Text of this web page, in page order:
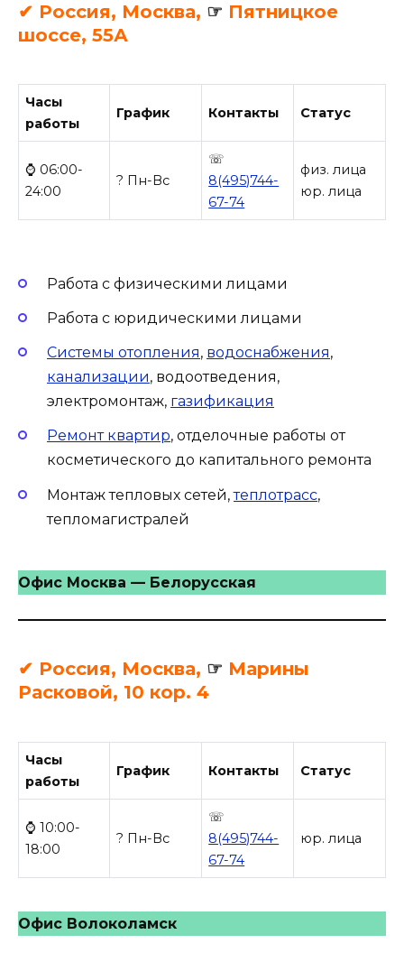
✔ Россия, Москва, ☞ Пятницкое
шоссе, 55А
Часы
работы
График Контакты Статус
⌚ 06:00-
24:00
? Пн-Вс
☏
8(495)744-
67-74
физ. лица
юр. лица
Работа с физическими лицами
Работа с юридическими лицами
Системы отопления, водоснабжения,
канализации, водоотведения,
электромонтаж, газификация
Ремонт квартир, отделочные работы от
косметического до капитального ремонта
Монтаж тепловых сетей,теплотрасс,
тепломагистралей
Офис Москва — Белорусская
✔ Россия, Москва, ☞ Марины
Расковой, 10 кор. 4
Часы
работы
График Контакты Статус
⌚ 10:00-
18:00
? Пн-Вс
☏
8(495)744-
67-74
юр. лица
Офис Волоколамск